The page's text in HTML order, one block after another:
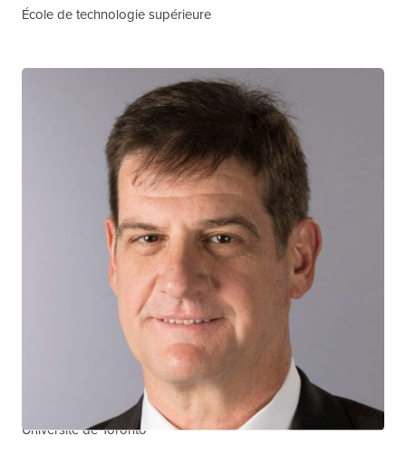
École de technologie supérieure
Sergio Rueda
CHERCHEUR CTN+
Centre de toxicomanie et de santé mentale
Université de Toronto